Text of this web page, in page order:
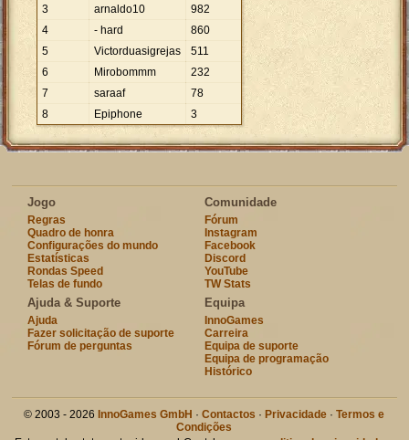
3
arnaldo10
982
4
- hard
860
5
Victorduasigrejas
511
6
Mirobommm
232
7
saraaf
78
8
Epiphone 3
Jogo
Regras
Quadro de honra
Configurações do mundo
Estatísticas
Rondas Speed
Telas de fundo
Comunidade
Fórum
Instagram
Facebook
Discord
YouTube
TW Stats
Ajuda & Suporte
Ajuda
Fazer solicitação de suporte
Fórum de perguntas
Equipa
InnoGames
Carreira
Equipa de suporte
Equipa de programação
Histórico
© 2003 - 2026 InnoGames GmbH ·Contactos · Privacidade ·Termos e
Condições